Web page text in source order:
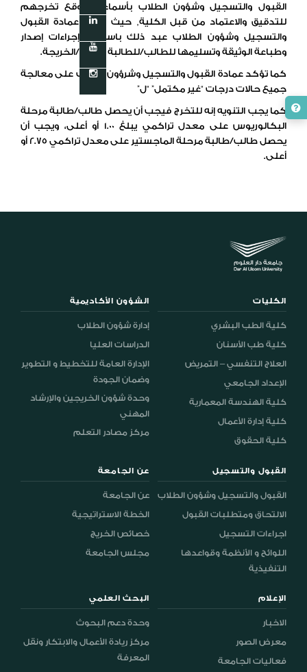
القبول والتسجيل وشؤون الطلاب بأسماء المتوقع تخرجهم
للتدقيق والاعتماد من قبل الكلية, حيث تقوم عمادة القبول
والتسجيل وشؤون الطلاب عبد ذلك باستكما إجراءات إصدار
وطباعة الوثيقة وتسليمها للطالب/للطالبة الخريج/الخريجة.
كما تؤكد عمادة القبول والتسجيل وشرؤون الطلاب على معالجة
جميع حالات درجات “غير مكتمل” “ل”
كما يجب التنويه إنه للتخرج فيجب أن يحصل طالب/طالبة مرحلة
البكالوريوس على معدل تراكمي يبلغ 1.00 أو أعلى، ويجب أن
يحصل طالب/طالبة مرحلة الماجستير على معدل تراكمي 2.75 أو
أعلى.
الكليات
كلية الطب البشري
كلية طب الأسنان
العلاج التنفسي – التمريض
الإعداد الجامعي
كلية الهندسة المعمارية
كلية إدارة الأعمال
كلية الحقوق
الشؤون الأكاديمية
إدارة شؤون الطلاب
الدراسات العليا
الإدارة العامة للتخطيط و التطوير
وضمان الجودة
وحدة شؤون الخريجين والإرشاد
المهني
مركز مصادر التعلم
القبول والتسجيل
القبول والتسجيل وشؤون الطلاب
الالتحاق ومتطلبات القبول
اجراءات التسجيل
اللوائح و الأنظمة وقواعدها
التنفيذية
عن الجامعة
عن الجامعة
الخطة الاستراتيجية
خصائص الخريج
مجلس الجامعة
الإعلام
الاخبار
معرض الصور
فعاليات الجامعة
البحث العلمي
وحدة دعم البحوث
مركز ريادة الأعمال والابتكار ونقل
المعرفة